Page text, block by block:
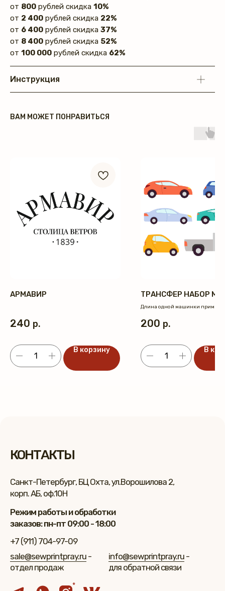
от 800 рублей скидка 10%
от 2 400 рублей скидка 22%
от 6 400 рублей скидка 37%
от 8 400 рублей скидка 52%
от 100 000 рублей скидка 62%
Инструкция
ВАМ МОЖЕТ ПОНРАВИТЬСЯ
АРМАВИР
240 р.
В корзину
ТРАНСФЕР НАБОР
Длина одной машинки
200 р.
В
Санкт-Петербург, БЦ Охта, ул.Ворошилова 2,
корп. АБ, оф.10Н
+7 (911) 704-97-09
sale@sewprintpray.ru -
отдел продаж
Режим работы и обработки
заказов: пн-пт 09:00 - 18:00
КОНТАКТЫ
*
info@sewprintpray.ru -
для обратной связи